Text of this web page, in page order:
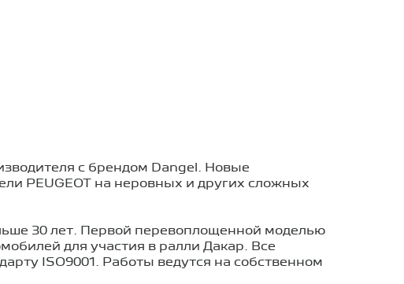
с брендом Dangel. Новые
PEUGEOT на неровных и других сложных
30 лет. Первой перевоплощенной моделью
для участия в ралли Дакар. Все
ISO9001. Работы ведутся на собственном